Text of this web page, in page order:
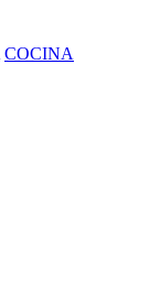
COCINA